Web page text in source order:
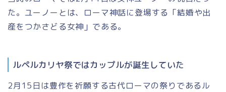
た。ユーノーとは、ローマ神話に登場する 「結婚や出
産をつかさどる女神」 である。
ルペルカリヤ祭ではカップルが誕生していた
2月15日は豊作を祈願する古代ローマの祭りであるル